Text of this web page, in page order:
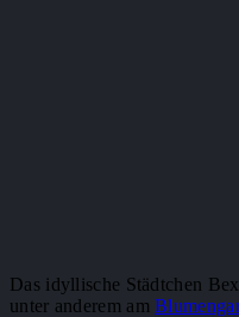
Das idyllische Städtchen
unter anderem am